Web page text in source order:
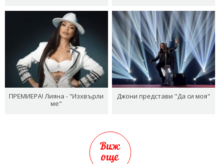
ПРЕМИЕРА! Лияна - "Изхвърли
ме"
Джони представи "Да си моя"
Виж
още